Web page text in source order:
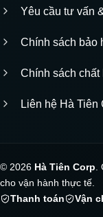
Yêu cầu tư vấn
Chính sách bảo
Chính sách
Liên hệ Hà Tiên
© 2026 Hà Tiên Corp
cho vận hành thực tế.
Thanh toán
Vận